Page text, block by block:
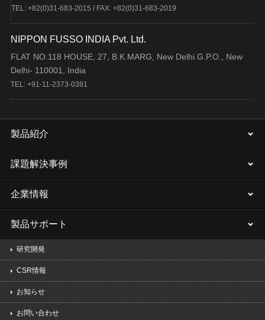
TEL: +82(0)31-683-2015 / FAX: +82(0)31-683-2019
NIPPON FUSSO INDIA Pvt. Ltd.
FLAT NO.118 HOUSE, 27, B.K.MARG, New Delhi G.P.O., New
Delhi- 110001, India
TEL: +91-11-2373-0381
製品紹介
課題解決事例
企業情報
製品サポート
研究開発
CSR情報
お知らせ
お問い合わせ